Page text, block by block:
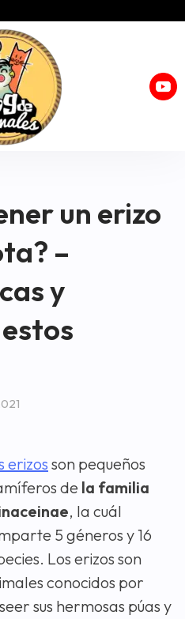
un erizo
–
y
erizos son pequeños
de la familia
, la cuál
5 géneros y 16
Los erizos son
conocidos por
sus hermosas púas y